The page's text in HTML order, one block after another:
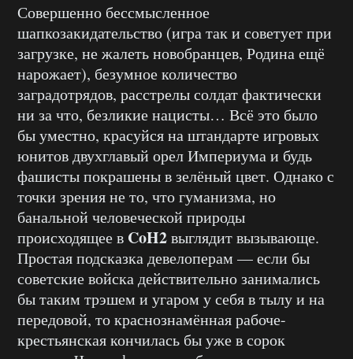
Совершенно бессмысленное
шапкозакидательство (игра так и советует при
загрузке, не жалеть новобранцев, Родина ещё
нарожает), безумное количество
заградотрядов, расстрелы солдат фактически
ни за что, безликие нацисты… Всё это было
бы уместно, красуйся на штандарте игровых
юнитов двухглавый орел Империума и будь
фашисты покрашены в зелёный цвет. Однако с
точки зрения не то, что гуманизма, но
банальной человеческой природы
происходящее в CoH2выглядит вызывающе.
Простая подсказка девелоперам — если бы
советские войска действительно занимались
бы таким трэшем и угаром у себя в тылу и на
передовой, то краснознамённая рабоче-
крестьянская кончилась бы уже в сорок